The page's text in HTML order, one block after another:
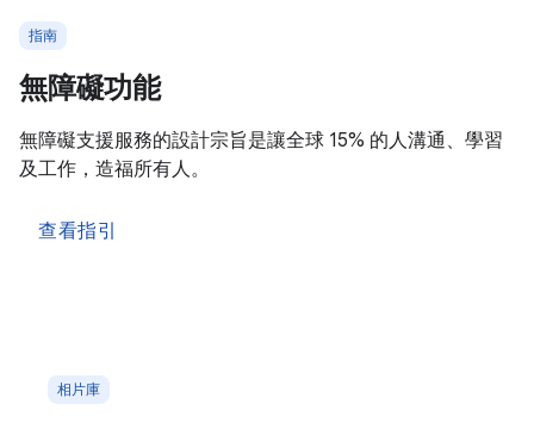
指南
無障礙功能
無障礙支援服務的設計宗旨是讓全球 15% 的人溝通、學習
及工作，造福所有人。
查看指引
相片庫